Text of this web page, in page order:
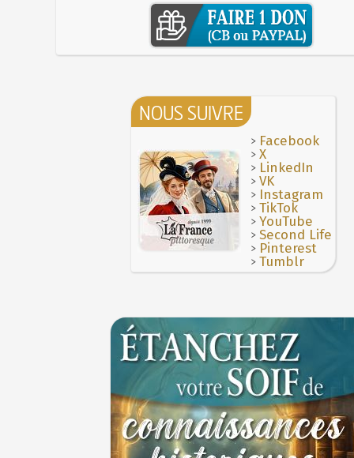
NOUS SUIVRE
> Facebook
>X
> LinkedIn
>VK
> Instagram
>TikTok
>YouTube
>Second Life
> Pinterest
>Tumblr